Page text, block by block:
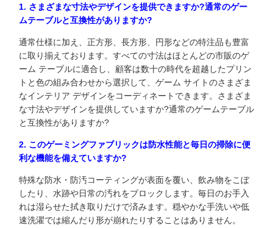
1. さまざまな寸法やデザインを提供できますか?通常のゲー
ムテーブルと互換性がありますか?
通常仕様に加え、正方形、長方形、円形などの特注品も豊富
に取り揃えております。すべての寸法はほとんどの市販のゲ
ーム テーブルに適合し、顧客は数十の時代を超越したプリン
トと色の組み合わせから選択して、ゲーム サイトのさまざま
なインテリア デザインをコーディネートできます。さまざま
な寸法やデザインを提供していますか?通常のゲームテーブル
と互換性がありますか?
2. このゲーミングファブリックは防水性能と毎日の掃除に便
利な機能を備えていますか?
特殊な防水・防汚コーティングが表面を覆い、飲み物をこぼ
したり、水跡や日常の汚れをブロックします。毎日のお手入
れは湿らせた拭き取りだけで済みます。穏やかな手洗いや低
速洗濯では縮んだり形が崩れたりすることはありません。